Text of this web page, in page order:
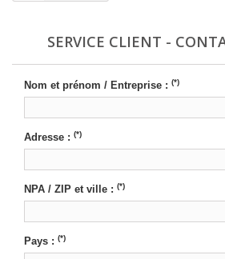
SERVICE CLIENT -
Nom et prénom / Entreprise : (*)
Adresse : (*)
NPA / ZIP et ville : (*)
Pays : (*)